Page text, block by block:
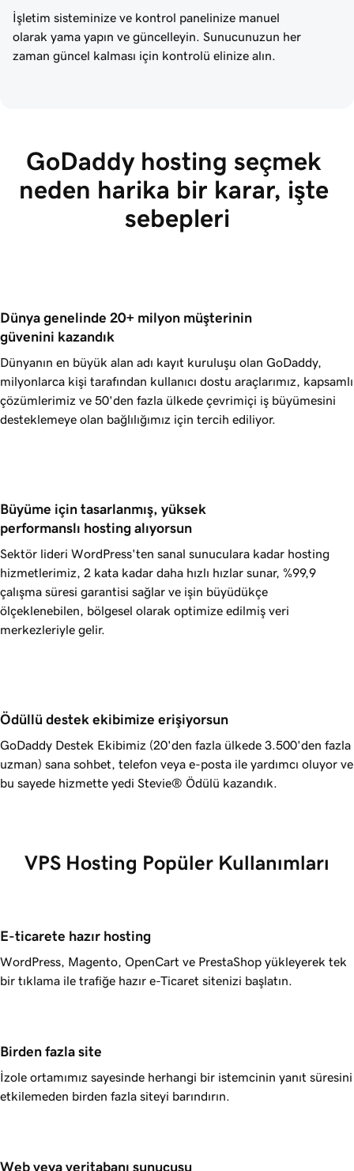
İşletim sisteminize ve kontrol panelinize manuel
olarak yama yapın ve güncelleyin. Sunucunuzun her
zaman güncel kalması için kontrolü elinize alın.
GoDaddy hosting seçmek
neden harika bir karar, işte
sebepleri
Dünya genelinde 20+ milyon müşterinin
güvenini kazandık
Dünyanın en büyük alan adı kayıt kuruluşu olan GoDaddy,
milyonlarca kişi tarafından kullanıcı dostu araçlarımız, kapsamlı
çözümlerimiz ve 50'den fazla ülkede çevrimiçi iş büyümesini
desteklemeye olan bağlılığımız için tercih ediliyor.
Büyüme için tasarlanmış, yüksek
performanslı hosting alıyorsun
Sektör lideri WordPress'ten sanal sunuculara kadar hosting
hizmetlerimiz, 2 kata kadar daha hızlı hızlar sunar, %99,9
çalışma süresi garantisi sağlar ve işin büyüdükçe
ölçeklenebilen, bölgesel olarak optimize edilmiş veri
merkezleriyle gelir.
Ödüllü destek ekibimize erişiyorsun
GoDaddy Destek Ekibimiz (20'den fazla ülkede 3.500'den fazla
uzman) sana sohbet, telefon veya e-posta ile yardımcı oluyor ve
bu sayede hizmette yedi Stevie® Ödülü kazandık.
VPS Hosting Popüler Kullanımları
E-ticarete hazır hosting
WordPress, Magento, OpenCart ve PrestaShop yükleyerek tek
bir tıklama ile trafiğe hazır e-Ticaret sitenizi başlatın.
Birden fazla site
İzole ortamımız sayesinde herhangi bir istemcinin yanıt süresini
etkilemeden birden fazla siteyi barındırın.
Web veya veritabanı sunucusu